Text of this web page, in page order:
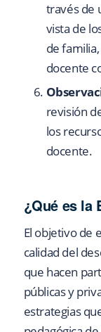
través de
vista de
de
docente
revisión
los
docente.
¿Qué es la
El objetivo de
calidad del
que hacen
públicas y
estrategias